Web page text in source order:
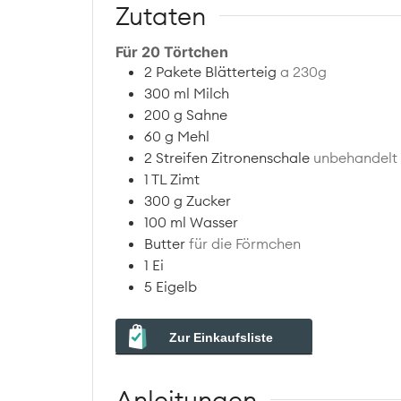
Zutaten
Für 20 Törtchen
2 Pakete Blätterteig a 230g
300 ml Milch
200 g Sahne
60 g Mehl
2 Streifen Zitronenschale unbehandelt
1 TL Zimt
300 g Zucker
100 ml Wasser
Butter für die Förmchen
1 Ei
5 Eigelb
Zur Einkaufsliste